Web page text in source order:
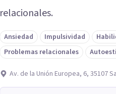
relacionales.
Ansiedad Impulsividad
Problemas relacionales
Av. de la Unión Europea, 6, 35107